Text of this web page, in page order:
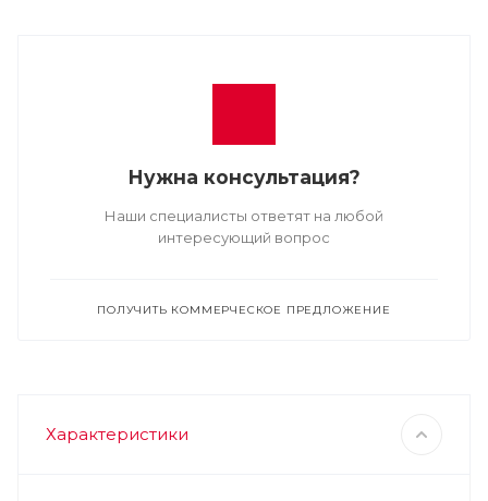
Нужна консультация?
Наши специалисты ответят на любой
интересующий вопрос
ПОЛУЧИТЬ КОММЕРЧЕСКОЕ ПРЕДЛОЖЕНИЕ
Характеристики